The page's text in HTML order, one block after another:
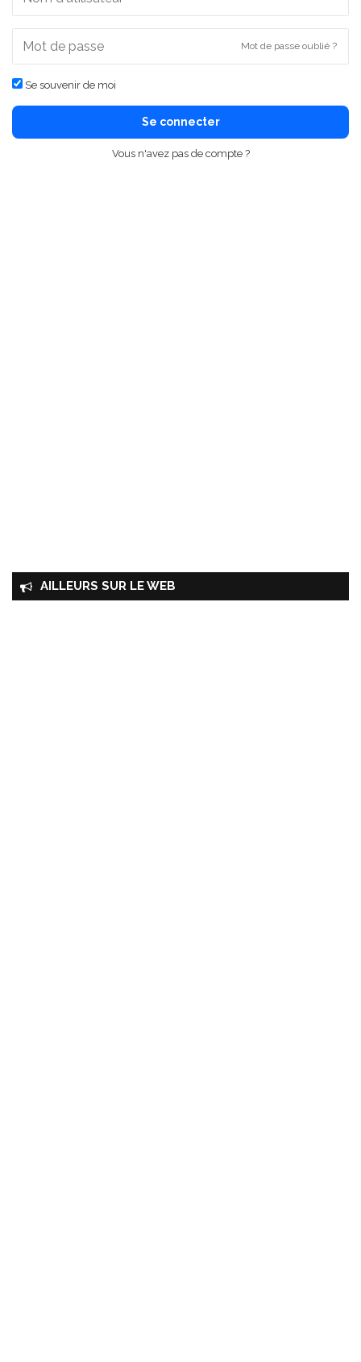
Mot de passe oublié ?
Se souvenir de moi
Se connecter
Vous n'avez pas de compte ?
AILLEURS SUR LE WEB